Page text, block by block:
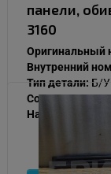
панели,
3160
Оригинальный
Внутренний
Тип детали: Б/У
Состояние:
Наличие: